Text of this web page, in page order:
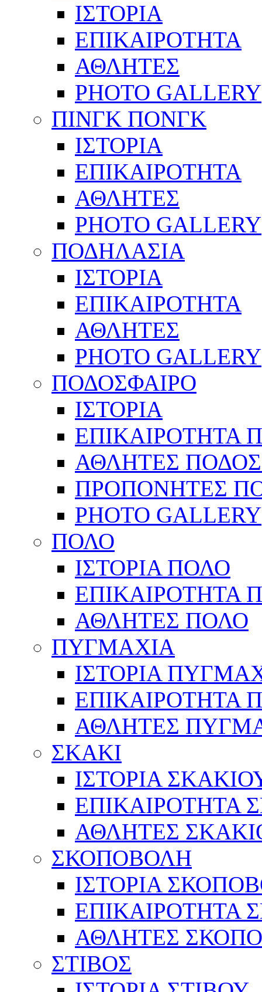
ΙΣΤΟΡΙΑ
ΕΠΙΚΑΙΡΟΤΗΤΑ
ΑΘΛΗΤΕΣ
PHOTO GALLERY
ΠΙΝΓΚ ΠΟΝΓΚ
ΙΣΤΟΡΙΑ
ΕΠΙΚΑΙΡΟΤΗΤΑ
ΑΘΛΗΤΕΣ
PHOTO GALLERY
ΠΟΔΗΛΑΣΙΑ
ΙΣΤΟΡΙΑ
ΕΠΙΚΑΙΡΟΤΗΤΑ
ΑΘΛΗΤΕΣ
PHOTO GALLERY
ΠΟΔΟΣΦΑΙΡΟ
ΙΣΤΟΡΙΑ
ΕΠΙΚΑΙΡΟΤΗΤΑ
ΑΘΛΗΤΕΣ
ΠΡΟΠΟΝΗΤΕΣ
PHOTO GALLERY
ΠΟΛΟ
ΙΣΤΟΡΙΑ ΠΟΛΟ
ΕΠΙΚΑΙΡΟΤΗΤΑ
ΑΘΛΗΤΕΣ ΠΟΛΟ
ΠΥΓΜΑΧΙΑ
ΙΣΤΟΡΙΑ
ΕΠΙΚΑΙΡΟΤΗΤΑ
ΑΘΛΗΤΕΣ
ΣΚΑΚΙ
ΙΣΤΟΡΙΑ
ΕΠΙΚΑΙΡΟΤΗΤΑ
ΑΘΛΗΤΕΣ
ΣΚΟΠΟΒΟΛΗ
ΙΣΤΟΡΙΑ
ΕΠΙΚΑΙΡΟΤΗΤΑ
ΑΘΛΗΤΕΣ
ΣΤΙΒΟΣ